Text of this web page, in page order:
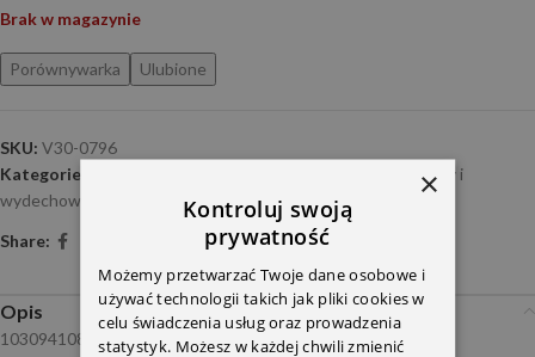
Brak w magazynie
Porównywarka Ulubione
SKU: V30-0796
Kategorie:
Kolektor ssący i
wydechowy
Turbiny , przepływomierze , przepustnice
Share:
Opis
1030941082
×
Kontroluj swoją
prywatność
Możemy przetwarzać Twoje dane osobowe i
używać technologii takich jak pliki cookies w
celu świadczenia usług oraz prowadzenia
statystyk. Możesz w każdej chwili zmienić